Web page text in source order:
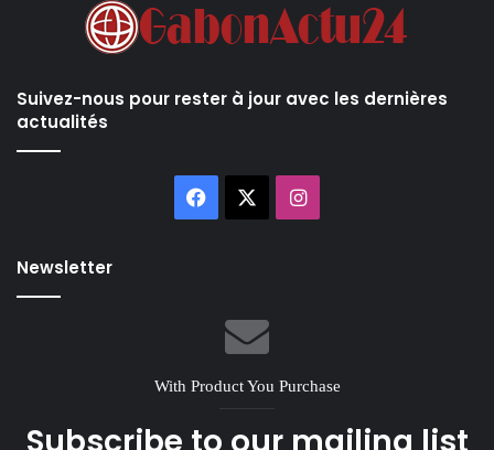
Suivez-nous pour rester à jour avec les dernières
actualités
Facebook Instagram
Newsletter
With Product You Purchase